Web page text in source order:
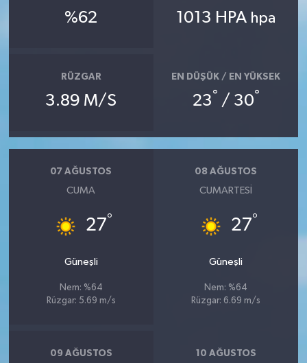
%62 1013 HPA hpa
RÜZGAR
3.89 M/S
EN DÜŞÜK / EN YÜKSEK
23° / 30°
07 AĞUSTOS
CUMA
27°
Güneşli
Nem: %64
Rüzgar: 5.69 m/s
08 AĞUSTOS
CUMARTESI
27°
Güneşli
Nem: %64
Rüzgar: 6.69 m/s
09 AĞUSTOS 10 AĞUSTOS